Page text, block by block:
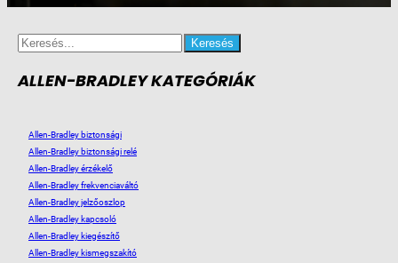
Search
for:
ALLEN-BRADLEY KATEGÓRIÁK
Allen-Bradley biztonsági
Allen-Bradley biztonsági relé
Allen-Bradley érzékelő
Allen-Bradley frekvenciaváltó
Allen-Bradley jelzőoszlop
Allen-Bradley kapcsoló
Allen-Bradley kiegészítő
Allen-Bradley kismegszakító